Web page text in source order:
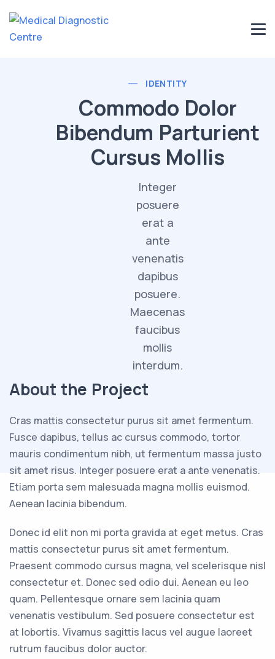
IDENTITY
Commodo Dolor
Bibendum Parturient
Cursus Mollis
Integer
posuere
erat a
ante
venenatis
dapibus
posuere.
Maecenas
faucibus
mollis
interdum.
About the Project
Cras mattis consectetur purus sit amet fermentum.
Fusce dapibus, tellus ac cursus commodo, tortor
mauris condimentum nibh, ut fermentum massa justo
sit amet risus. Integer posuere erat a ante venenatis.
Etiam porta sem malesuada magna mollis euismod.
Aenean lacinia bibendum.
Donec id elit non mi porta gravida at eget metus. Cras
mattis consectetur purus sit amet fermentum.
Praesent commodo cursus magna, vel scelerisque nisl
consectetur et. Donec sed odio dui. Aenean eu leo
quam. Pellentesque ornare sem lacinia quam
venenatis vestibulum. Sed posuere consectetur est
at lobortis. Vivamus sagittis lacus vel augue laoreet
rutrum faucibus dolor auctor.